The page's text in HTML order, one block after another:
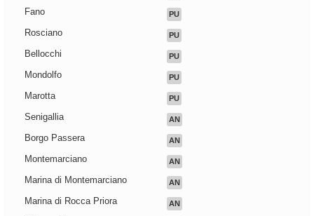
Fano PU
Rosciano PU
Bellocchi PU
Mondolfo PU
Marotta PU
Senigallia AN
Borgo Passera AN
Montemarciano AN
Marina di Montemarciano AN
Marina di Rocca Priora AN